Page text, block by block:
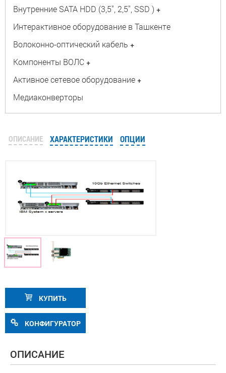
Внутренние SATA HDD (3,5", 2,5", SSD ) +
Интерактивное оборудование в Ташкенте
Волоконно-оптический кабель +
Компоненты ВОЛС +
Активное сетевое оборудование +
Медиаконверторы
ОПИСАНИЕ ХАРАКТЕРИСТИКИ ОПЦИИ
КУПИТЬ
КОНФИГУРАТОР
ОПИСАНИЕ